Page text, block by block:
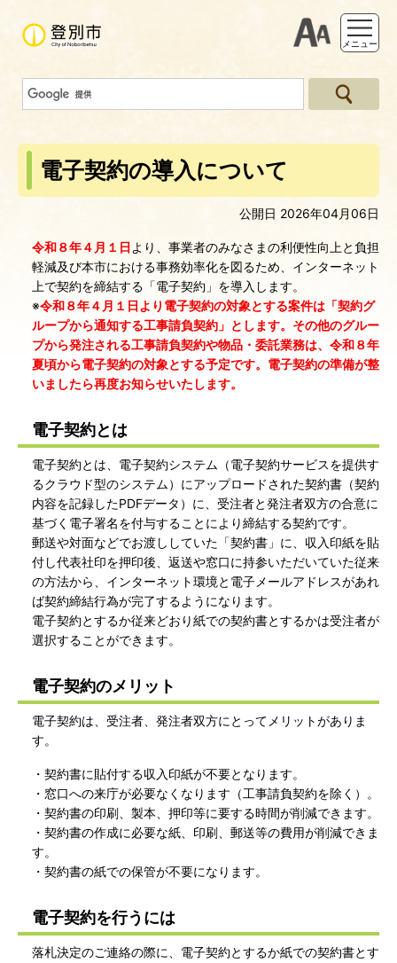
支援ツー
メニュー
電子契約の導入について
公開日 2026年04月06日
令和８年４月１日 より、事業者のみなさまの利便性向上と負担
軽減及び本市における事務効率化を図るため、インターネット
上で契約を締結する「電子契約」を導入します。
※令和８年４月１日より電子契約の対象とする案件は「契約グ
ループから通知する工事請負契約」とします。 その他のグルー
プから発注される工事請負契約や物品・委託業務は、令和８年
夏頃から電子契約の対象とする予定です。電子契約の準備が整
いましたら再度お知らせいたします。
電子契約とは
電子契約とは、電子契約システム（電子契約サービスを提供す
るクラウド型のシステム）にアップロードされた契約書（契約
内容を記録したPDFデータ）に、受注者と発注者双方の合意に
基づく電子署名を付与することにより締結する契約です。
郵送や対面などでお渡ししていた「契約書」に、収入印紙を貼
付し代表社印を押印後、返送や窓口に持参いただいていた従来
の方法から、インターネット環境と電子メールアドレスがあれ
ば契約締結行為が完了するようになります。
電子契約とするか従来どおり紙での契約書とするかは受注者が
選択することができます。
電子契約のメリット
電子契約は、受注者、発注者双方にとってメリットがありま
す。
・契約書に貼付する収入印紙が不要となります。
・窓口への来庁が必要なくなります（工事請負契約を除く）。
・契約書の印刷、製本、押印等に要する時間が削減できます。
・契約書の作成に必要な紙、印刷、郵送等の費用が削減できま
す。
・契約書の紙での保管が不要になります。
電子契約を行うには
落札決定のご連絡の際に、電子契約とするか紙での契約書とす